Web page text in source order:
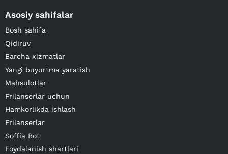
Asosiy sahifalar
Bosh sahifa
Qidiruv
Barcha xizmatlar
Yangi buyurtma yaratish
Mahsulotlar
Frilanserlar uchun
Hamkorlikda ishlash
Frilanserlar
Soffia Bot
Foydalanish shartlari